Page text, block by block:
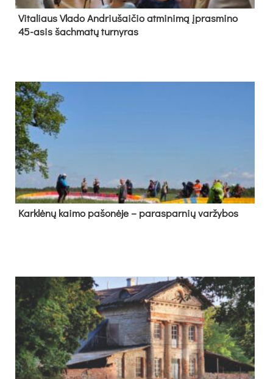
Vi­ta­liaus Vla­do And­riu­šai­čio at­mi­ni­mą įpras­mi­no
45-asis šach­ma­tų tur­ny­ras
Kark­lė­nų kai­mo pa­šo­nė­je – pa­ras­par­nių var­žy­bos